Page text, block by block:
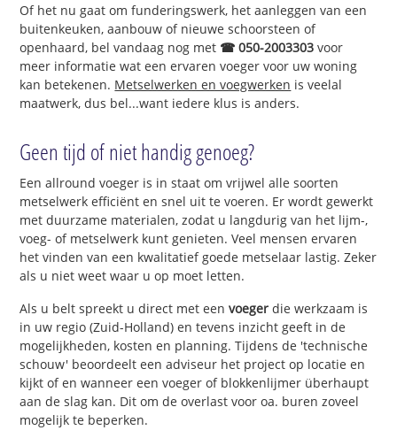
Of het nu gaat om funderingswerk, het aanleggen van een
buitenkeuken, aanbouw of nieuwe schoorsteen of
openhaard, bel vandaag nog met ☎ 050-2003303 voor
meer informatie wat een ervaren voeger voor uw woning
kan betekenen. Metselwerken en voegwerken is veelal
maatwerk, dus bel...want iedere klus is anders.
Geen tijd of niet handig genoeg?
Een allround voeger is in staat om vrijwel alle soorten
metselwerk efficiënt en snel uit te voeren. Er wordt gewerkt
met duurzame materialen, zodat u langdurig van het lijm-,
voeg- of metselwerk kunt genieten. Veel mensen ervaren
het vinden van een kwalitatief goede metselaar lastig. Zeker
als u niet weet waar u op moet letten.
Als u belt spreekt u direct met eenvoeger die werkzaam is
in uw regio (Zuid-Holland) en tevens inzicht geeft in de
mogelijkheden, kosten en planning. Tijdens de 'technische
schouw' beoordeelt een adviseur het project op locatie en
kijkt of en wanneer een voeger of blokkenlijmer überhaupt
aan de slag kan. Dit om de overlast voor oa. buren zoveel
mogelijk te beperken.